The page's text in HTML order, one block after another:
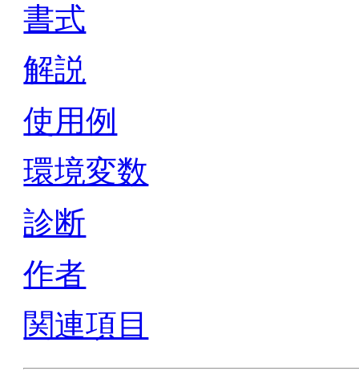
書式
解説
使用例
環境変数
診断
作者
関連項目